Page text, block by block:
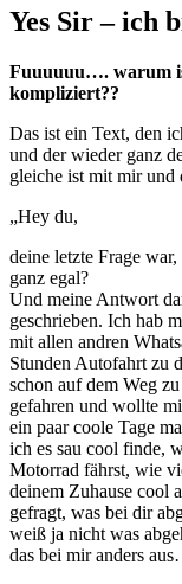
Yes Sir – ich
Fuuuuuu…. warum
kompliziert??
Das ist ein Text, den
und der wieder ganz
gleiche ist mit mir
„Hey du,
deine letzte Frage
ganz egal?
Und meine Antwort
geschrieben. Ich hab
mit allen andren
Stunden Autofahrt zu
schon auf dem Weg
gefahren und wollte
ein paar coole Tage
ich es sau cool finde,
Motorrad fährst, wie
deinem Zuhause cool
gefragt, was bei dir
weiß ja nicht was
das bei mir anders